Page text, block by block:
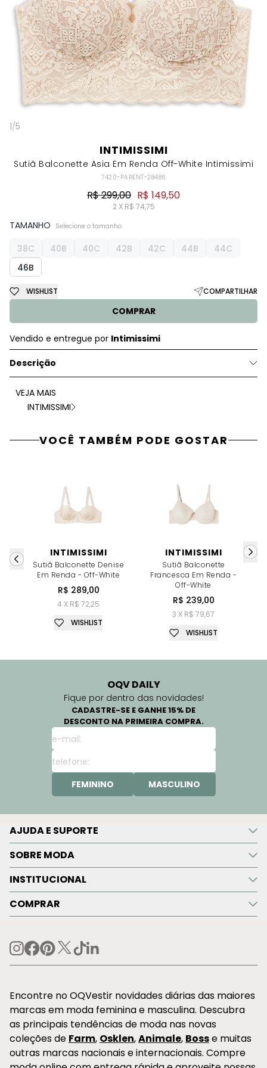
1/5
INTIMISSIMI
Sutiã Balconette Asia Em Renda Off-White Intimissimi
7420-PARENT-28486
R$ 299,00 R$ 149,50
2 X R$ 74,75
TAMANHO Selecione o tamanho
38C 40B 40C 42B 42C 44B
44C
46B
COMPRAR
WISHLIST COMPARTILHAR
Vendido e entregue por Intimissimi
Descrição
VEJA MAIS
INTIMISSIMI
VOCÊ TAMBÉM PODE GOSTAR
INTIMISSIMI
Sutiã Balconette Denise
Em Renda - Off-White
R$ 289,00
4 X R$ 72,25
WISHLIST
INTIMISSIMI
Sutiã Balconette
Francesca Em Renda -
Off-White
R$ 239,00
3 X R$ 79,67
WISHLIST
OQV DAILY
Fique por dentro das novidades!
CADASTRE-SE E GANHE 15% DE
DESCONTO NA PRIMEIRA COMPRA.
FEMININO MASCULINO
AJUDA E SUPORTE
SOBRE MODA
INSTITUCIONAL
COMPRAR
Encontre no OQVestir novidades diárias das maiores
marcas em moda feminina e masculina. Descubra
as principais tendências de moda nas novas
coleções de Farm, Osklen,Animale, Bosse muitas
outras marcas nacionais e internacionais. Compre